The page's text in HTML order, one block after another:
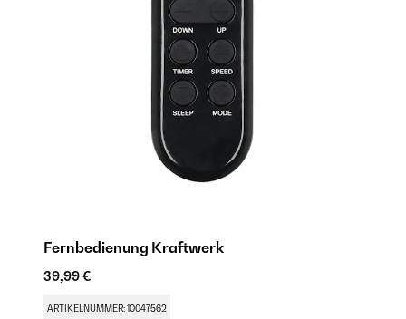
Fernbedienung Kraftwerk
39,99 €
ARTIKELNUMMER: 10047562